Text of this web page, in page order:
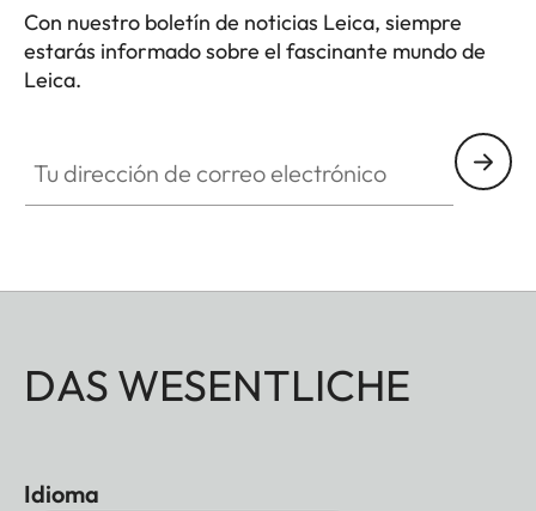
Con nuestro boletín de noticias Leica, siempre
estarás informado sobre el fascinante mundo de
Leica.
DAS WESENTLICHE
Idioma